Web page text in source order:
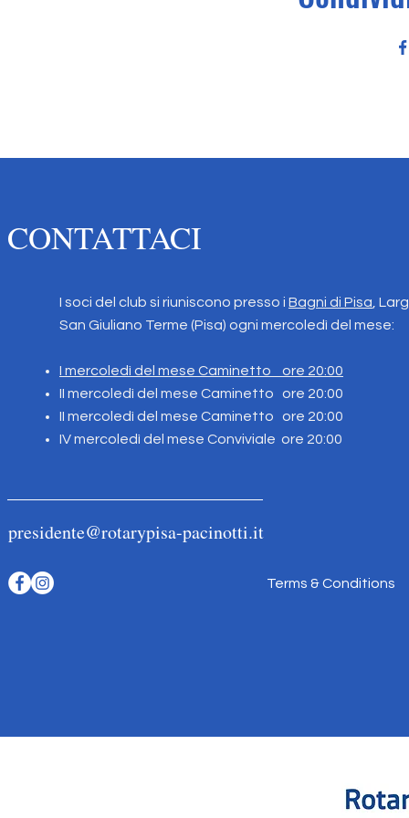
CONTATTACI
I soci del club si riuniscono presso i Bagni di Pisa ,
San Giuliano Terme (Pisa) ogni mercoledì del mese:
I mercoledì del mese Caminetto ore 20:00
II mercoledì del mese Caminetto ore 20:00
II mercoledì del mese Caminetto ore 20:00
IV mercoledì del mese Conviviale ore 20:00
presidente@rotarypisa-pacinotti.it
Terms & Conditions